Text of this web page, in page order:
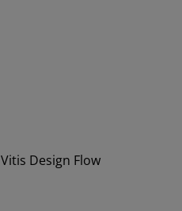
Vitis Design Flow